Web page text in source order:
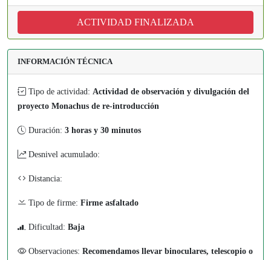
ACTIVIDAD FINALIZADA
INFORMACIÓN TÉCNICA
Tipo de actividad: Actividad de observación y divulgación del
proyecto Monachus de re-introducción
Duración: 3 horas y 30 minutos
Desnivel acumulado:
Distancia:
Tipo de firme: Firme asfaltado
Dificultad: Baja
Observaciones: Recomendamos llevar binoculares, telescopio o